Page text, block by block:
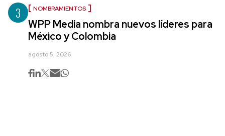
3 NOMBRAMIENTOS
WPP Media nombra nuevos líderes para
México y Colombia
agosto 5, 2026